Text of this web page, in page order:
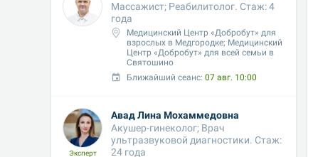
Массажист; Реабилитолог. Стаж: 4
года
Медицинский Центр «Добробут» для
взрослых в Медгородке; Медицинский
Центр «Добробут» для всей семьи в
Святошино
Ближайший сеанс: 07 авг. 10:00
Эксперт
Авад Лина Мохаммедовна
Акушер-гинеколог; Врач
ультразвуковой диагностики. Стаж:
24 года